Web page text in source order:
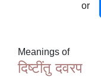
or
Meanings of
दिष्टींतु दवरप